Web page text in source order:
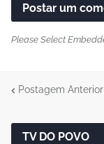
Postar um
Please Select
Postagem Anterior
TV DO POVO